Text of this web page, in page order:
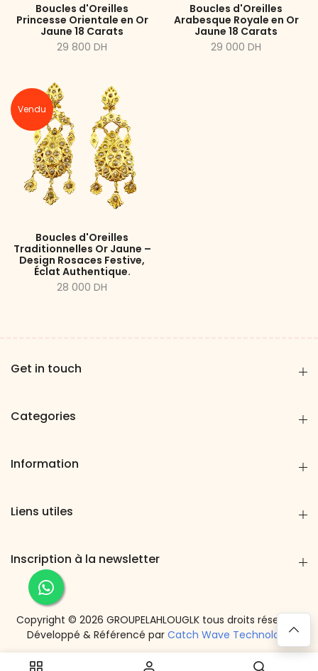
Boucles d'Oreilles
Princesse Orientale en Or
Jaune 18 Carats
29 800 DH
Boucles d'Oreilles
Arabesque Royale en Or
Jaune 18 Carats
29 000 DH
Vendu
Boucles d'Oreilles
Traditionnelles Or Jaune –
Design Rosaces Festive,
Éclat Authentique.
28 000 DH
Get in touch
Categories
Information
Liens utiles
Inscription à la newsletter
Copyright © 2026 GROUPELAHLOUGLK tous droits réservés.
Développé & Référencé par Catch Wave Technology